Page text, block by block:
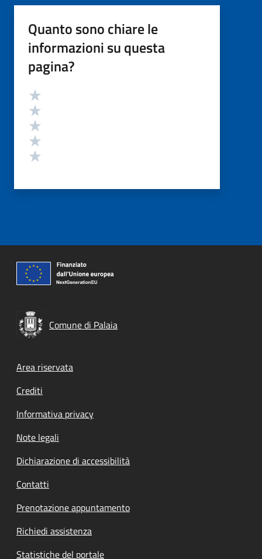
Quanto sono chiare le
informazioni su questa
pagina?
Valutazione
Comune di Palaia
Footer menu
Area riservata
Crediti
Informativa privacy
Note legali
Dichiarazione di accessibilità
Contatti
Prenotazione appuntamento
Richiedi assistenza
Statistiche del portale